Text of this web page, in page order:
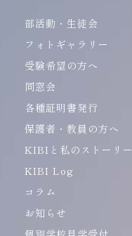
部活動・生徒会
フォトギャラリー
受験希望の方へ
同窓会
各種証明書発行
保護者・教員の方へ
KIBIと私のストーリー
KIBI Log
コラム
お知らせ